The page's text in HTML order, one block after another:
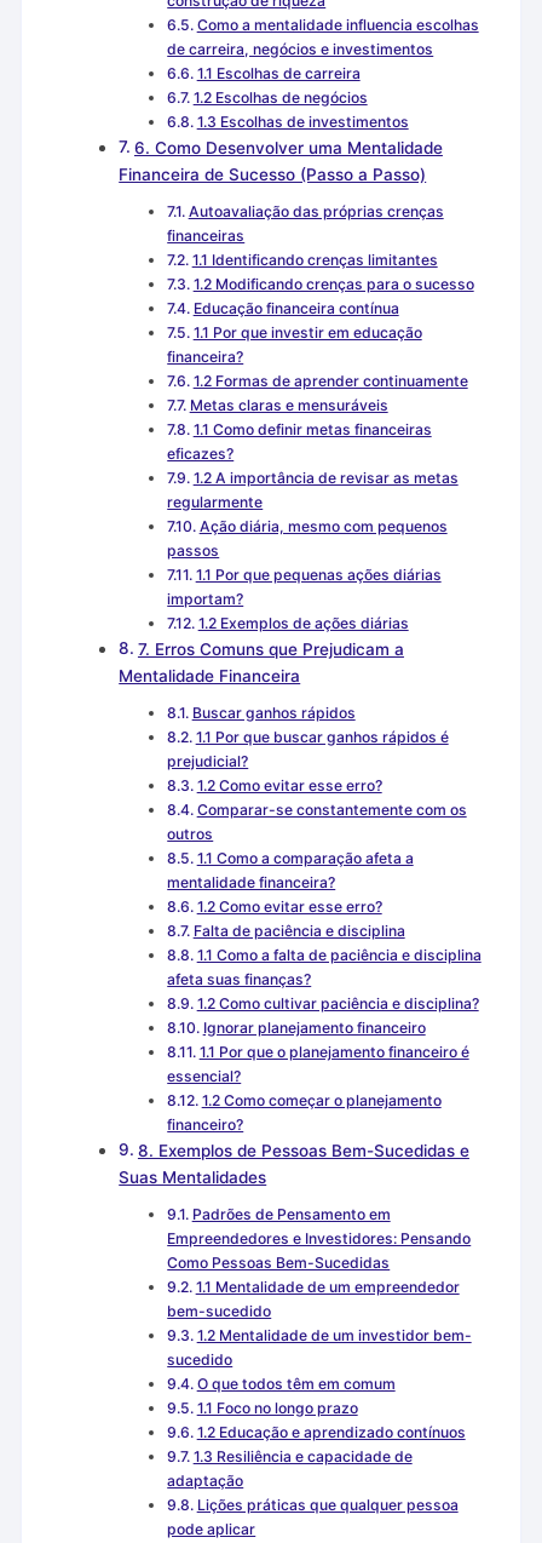
Como a mentalidade influencia escolhas
de carreira, negócios e investimentos
1.1 Escolhas de carreira
1.2 Escolhas de negócios
1.3 Escolhas de investimentos
6. Como Desenvolver uma Mentalidade
Financeira de Sucesso (Passo a Passo)
Autoavaliação das próprias crenças
financeiras
1.1 Identificando crenças limitantes
1.2 Modificando crenças para o sucesso
Educação financeira contínua
1.1 Por que investir em educação
financeira?
1.2 Formas de aprender continuamente
Metas claras e mensuráveis
1.1 Como definir metas financeiras
eficazes?
1.2 A importância de revisar as metas
regularmente
Ação diária, mesmo com pequenos
passos
1.1 Por que pequenas ações diárias
importam?
1.2 Exemplos de ações diárias
7. Erros Comuns que Prejudicam a
Mentalidade Financeira
Buscar ganhos rápidos
1.1 Por que buscar ganhos rápidos é
prejudicial?
1.2 Como evitar esse erro?
Comparar-se constantemente com os
outros
1.1 Como a comparação afeta a
mentalidade financeira?
1.2 Como evitar esse erro?
Falta de paciência e disciplina
1.1 Como a falta de paciência e disciplina
afeta suas finanças?
1.2 Como cultivar paciência e disciplina?
Ignorar planejamento financeiro
1.1 Por que o planejamento financeiro é
essencial?
1.2 Como começar o planejamento
financeiro?
8. Exemplos de Pessoas Bem-Sucedidas e
Suas Mentalidades
Padrões de Pensamento em
Empreendedores e Investidores: Pensando
Como Pessoas Bem-Sucedidas
1.1 Mentalidade de um empreendedor
bem-sucedido
1.2 Mentalidade de um investidor bem-
sucedido
O que todos têm em comum
1.1 Foco no longo prazo
1.2 Educação e aprendizado contínuos
1.3 Resiliência e capacidade de
adaptação
Lições práticas que qualquer pessoa
pode aplicar